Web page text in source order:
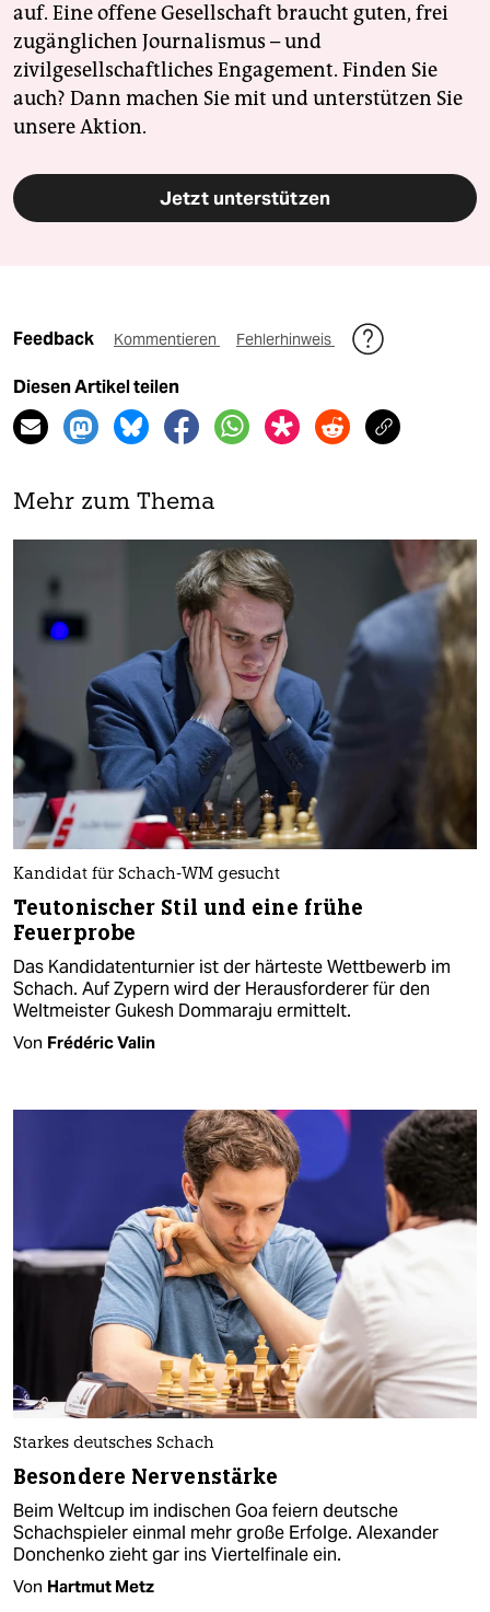
auf. Eine offene Gesellschaft braucht guten, frei
zugänglichen Journalismus – und
zivilgesellschaftliches Engagement. Finden Sie
auch? Dann machen Sie mit und unterstützen Sie
unsere Aktion.
Jetzt unterstützen
Feedback Kommentieren Fehlerhinweis
Diesen Artikel teilen
Mehr zum Thema
Kandidat für Schach-WM gesucht
Teutonischer Stil und eine frühe
Feuerprobe
Das Kandidatenturnier ist der härteste Wettbewerb im
Schach. Auf Zypern wird der Herausforderer für den
Weltmeister Gukesh Dommaraju ermittelt.
Von Frédéric Valin
Starkes deutsches Schach
Besondere Nervenstärke
Beim Weltcup im indischen Goa feiern deutsche
Schachspieler einmal mehr große Erfolge. Alexander
Donchenko zieht gar ins Viertelfinale ein.
Von Hartmut Metz